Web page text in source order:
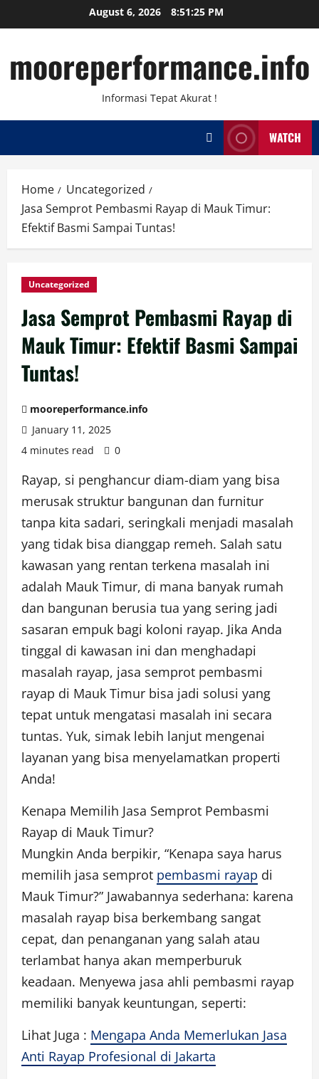
to
August 6, 2026 8:51:25 PM
mooreperformance.info
Informasi Tepat Akurat !
WATCH
Home
Uncategorized
Jasa Semprot Pembasmi Rayap di Mauk Timur:
Efektif Basmi Sampai Tuntas!
Uncategorized
Jasa Semprot Pembasmi Rayap di
Mauk Timur: Efektif Basmi Sampai
Tuntas!
mooreperformance.info
January 11, 2025
4 minutes read
0
Rayap, si penghancur diam-diam yang bisa
merusak struktur bangunan dan furnitur
tanpa kita sadari, seringkali menjadi masalah
yang tidak bisa dianggap remeh. Salah satu
kawasan yang rentan terkena masalah ini
adalah Mauk Timur, di mana banyak rumah
dan bangunan berusia tua yang sering jadi
sasaran empuk bagi koloni rayap. Jika Anda
tinggal di kawasan ini dan menghadapi
masalah rayap, jasa semprot pembasmi
rayap di Mauk Timur bisa jadi solusi yang
tepat untuk mengatasi masalah ini secara
tuntas. Yuk, simak lebih lanjut mengenai
layanan yang bisa menyelamatkan properti
Anda!
Kenapa Memilih Jasa Semprot Pembasmi
Rayap di Mauk Timur?
Mungkin Anda berpikir, “Kenapa saya harus
memilih jasa semprot pembasmi rayap di
Mauk Timur?” Jawabannya sederhana: karena
masalah rayap bisa berkembang sangat
cepat, dan penanganan yang salah atau
terlambat hanya akan memperburuk
keadaan. Menyewa jasa ahli pembasmi rayap
memiliki banyak keuntungan, seperti:
Lihat Juga : Mengapa Anda Memerlukan Jasa
Anti Rayap Profesional di Jakarta